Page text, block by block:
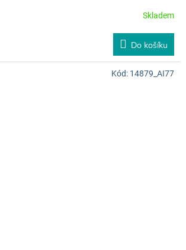
Skladem
Do košíku
Kód: 14879_AI77